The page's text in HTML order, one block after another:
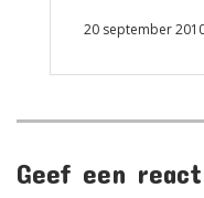
20 september
Geef een